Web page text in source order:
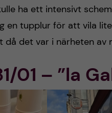
ha ett intensivt
en tupplur för att vila
då det var i närheten
01 – ”la